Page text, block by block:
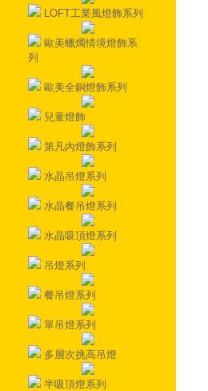
LOFT工業風燈飾系列
歐美蠟燭情境燈飾系
列
歐美全銅燈飾系列
兒童燈飾
第凡內燈飾系列
水晶吊燈系列
水晶餐吊燈系列
水晶吸頂燈系列
吊燈系列
餐吊燈系列
單吊燈系列
多層次挑高吊燈
半吸頂燈系列